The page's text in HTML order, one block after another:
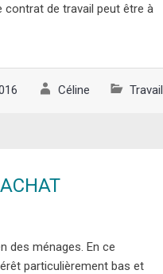
contrat de travail peut être à
Céline Travail
des ménages. En ce
particulièrement bas et